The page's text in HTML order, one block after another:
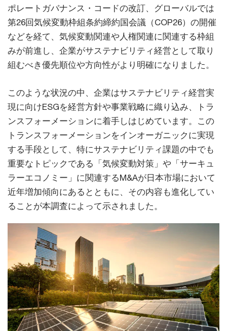
ポレートガバナンス・コードの改訂、グローバルでは
第26回気候変動枠組条約締約国会議（COP26）の開催
などを経て、気候変動関連や人権関連に関連する枠組
みが前進し、企業がサステナビリティ経営として取り
組むべき優先順位や方向性がより明確になりました。
このような状況の中、企業はサステナビリティ経営実
現に向けESGを経営方針や事業戦略に織り込み、トラ
ンスフォーメーションに着手しはじめています。この
トランスフォーメーションをインオーガニックに実現
する手段として、特にサステナビリティ課題の中でも
重要なトピックである「気候変動対策」や「サーキュ
ラーエコノミー」に関連するM&Aが日本市場において
近年増加傾向にあるとともに、その内容も進化してい
ることが本調査によって示されました。